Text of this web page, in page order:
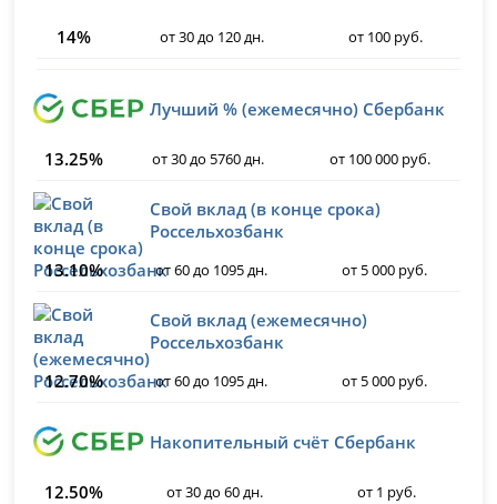
14% от 30 до 120 дн. от 100 руб.
Лучший % (ежемесячно) Сбербанк
13.25% от 30 до 5760 дн. от 100 000 руб.
Свой вклад (в конце срока)
Россельхозбанк
13.10%
от 60 до 1095 дн. от 5 000 руб.
Свой вклад (ежемесячно)
Россельхозбанк
12.70%
от 60 до 1095 дн. от 5 000 руб.
Накопительный счёт Сбербанк
12.50% от 30 до 60 дн. от 1 руб.